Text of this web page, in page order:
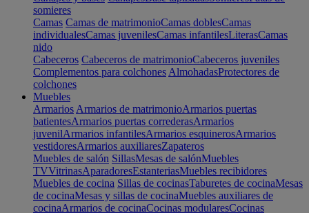
somieres
Camas Camas de matrimonioCamas doblesCamas
individualesCamas juvenilesCamas infantilesLiterasCamas
nido
Cabeceros Cabeceros de matrimonioCabeceros juveniles
Complementos para colchones AlmohadasProtectores de
colchones
Muebles
Armarios Armarios de matrimonioArmarios puertas
batientesArmarios puertas correderasArmarios
juvenilArmarios infantilesArmarios esquinerosArmarios
vestidoresArmarios auxiliaresZapateros
Muebles de salón SillasMesas de salónMuebles
TVVitrinasAparadoresEstanteriasMuebles recibidores
Muebles de cocina Sillas de cocinasTaburetes de cocinaMesas
de cocinaMesas y sillas de cocinaMuebles auxiliares de
cocinaArmarios de cocinaCocinas modularesCocinas